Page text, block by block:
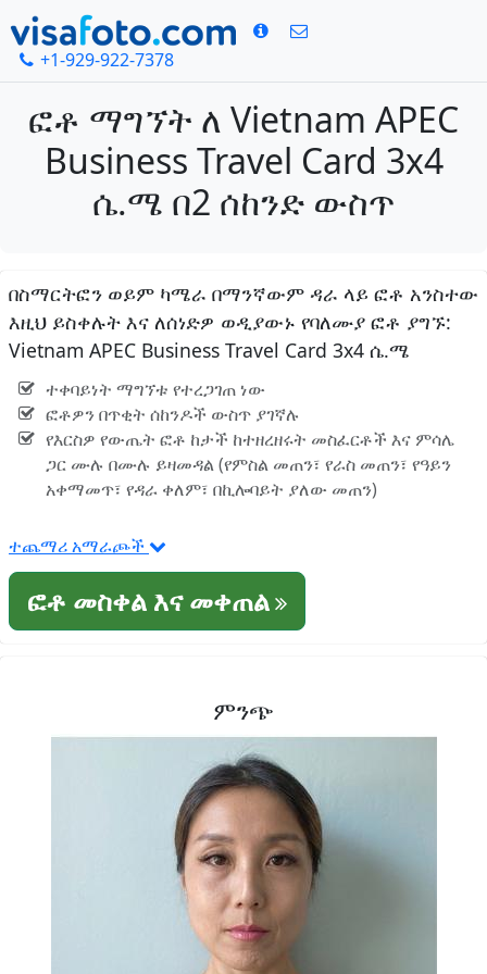
+1-929-922-7378
ፎቶ ማግኘት ለ Vietnam APEC
Business Travel Card 3x4
ሴ.ሜ በ2 ሰከንድ ውስጥ
በስማርትፎን ወይም ካሜራ በማንኛውም ዳራ ላይ ፎቶ አንስተው
እዚህ ይስቀሉት እና ለሰነድዎ ወዲያውኑ የባለሙያ ፎቶ ያግኙ:
Vietnam APEC Business Travel Card 3x4 ሴ.ሜ
ተቀባይነት ማግኘቱ የተረጋገጠ ነው
ፎቶዎን በጥቂት ሰከንዶች ውስጥ ያገኛሉ
የእርስዎ የውጤት ፎቶ ከታች ከተዘረዘሩት መስፈርቶች እና ምሳሌ
ጋር ሙሉ በሙሉ ይዛመዳል (የምስል መጠን፣ የራስ መጠን፣ የዓይን
አቀማመጥ፣ የዳራ ቀለም፣ በኪሎባይት ያለው መጠን)
ተጨማሪ አማራጮች
ፎቶ መስቀል እና መቀጠል
ምንጭ